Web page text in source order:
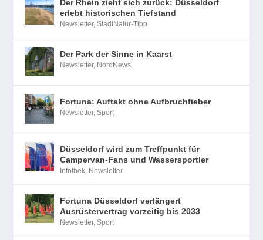
Der Rhein zieht sich zurück: Düsseldorf
erlebt historischen Tiefstand
Newsletter,StadtNatur-Tipp
Der Park der Sinne in Kaarst
Newsletter, NordNews
Fortuna: Auftakt ohne Aufbruchfieber
Newsletter,Sport
Düsseldorf wird zum Treffpunkt für
Campervan-Fans und Wassersportler
Infothek, Newsletter
Fortuna Düsseldorf verlängert
Ausrüstervertrag vorzeitig bis 2033
Newsletter,Sport